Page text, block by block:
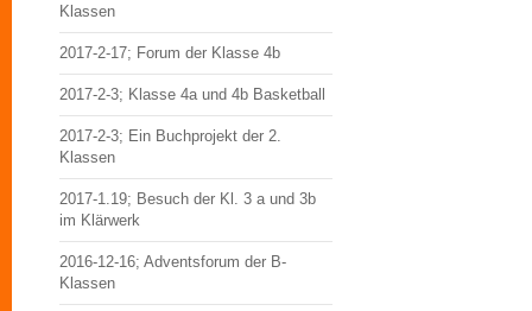
Klassen
2017-2-17; Forum der Klasse 4b
2017-2-3; Klasse 4a und 4b Basketball
2017-2-3; Ein Buchprojekt der 2.
Klassen
2017-1.19; Besuch der Kl. 3 a und 3b
im Klärwerk
2016-12-16; Adventsforum der B-
Klassen